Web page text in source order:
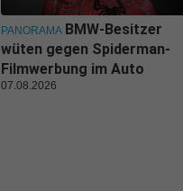
PANORAMA BMW-Besitzer
wüten gegen Spiderman-
Filmwerbung im Auto
07.08.2026